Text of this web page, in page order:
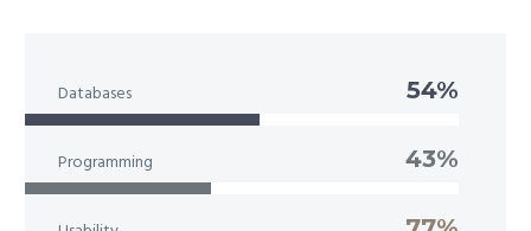
Databases 54%
Programming 43%